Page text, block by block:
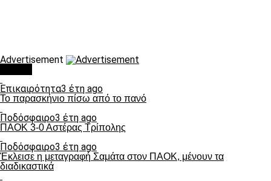
Advertisement
Επικαιρότητα3 έτη ago
Το παρασκήνιο πίσω από το πανό
Ποδόσφαιρο3 έτη ago
ΠΑΟΚ 3-0 Αστέρας Τρίπολης
Ποδόσφαιρο3 έτη ago
Έκλεισε η μεταγραφή Σαμάτα στον ΠΑΟΚ, μένουν τα
διαδικαστικά